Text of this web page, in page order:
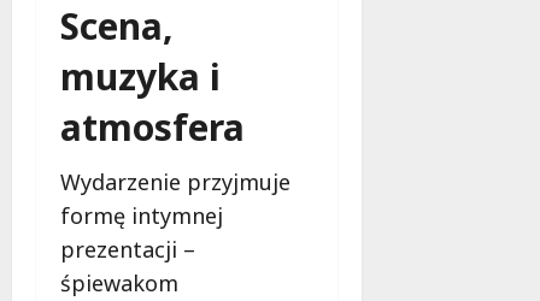
Scena,
muzyka i
atmosfera
Wydarzenie przyjmuje
formę intymnej
prezentacji –
śpiewakom